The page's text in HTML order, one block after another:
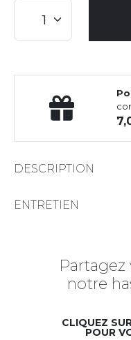
DESCRIPTION
ENTRETIEN
notre
CLIQUEZ
POUR